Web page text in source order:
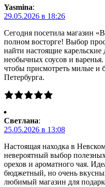
Yasmina:
29.05.2026 в 18:26
Сегодня посетила магазин
полном восторге! Выбор
найти настоящие карельские
необычных соусов и
чтобы присмотреть милые и
Петербурга.
Светлана:
25.05.2026 в 13:08
Настоящая находка в
невероятный выбор
орехов и ароматного чая.
бюджетный, но очень
любимый магазин для